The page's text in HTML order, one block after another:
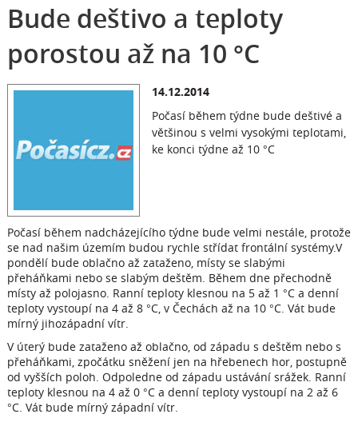
Bude deštivo a teploty
porostou až na 10 °C
14.12.2014
Počasí během týdne bude deštivé a
většinou s velmi vysokými teplotami,
ke konci týdne až 10 °C
Počasí během nadcházejícího týdne bude velmi nestále, protože
se nad našim územím budou rychle střídat frontální systémy.V
pondělí bude oblačno až zataženo, místy se slabými
přeháňkami nebo se slabým deštěm. Během dne přechodně
místy až polojasno. Ranní teploty klesnou na 5 až 1 °C a denní
teploty vystoupí na 4 až 8 °C, v Čechách až na 10 °C. Vát bude
mírný jihozápadní vítr.
V úterý bude zataženo až oblačno, od západu s deštěm nebo s
přeháňkami, zpočátku sněžení jen na hřebenech hor, postupně
od vyšších poloh. Odpoledne od západu ustávání srážek. Ranní
teploty klesnou na 4 až 0 °C a denní teploty vystoupí na 2 až 6
°C. Vát bude mírný západní vítr.